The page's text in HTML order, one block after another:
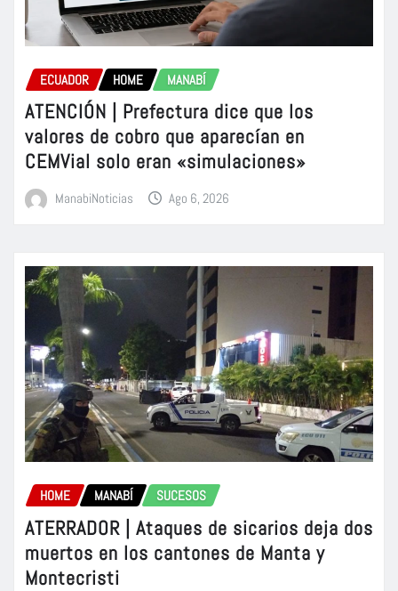
ECUADOR HOME MANABÍ
ATENCIÓN | Prefectura dice que los
valores de cobro que aparecían en
CEMVial solo eran «simulaciones»
ManabiNoticias Ago 6, 2026
HOME MANABÍ SUCESOS
ATERRADOR | Ataques de sicarios deja dos
muertos en los cantones de Manta y
Montecristi